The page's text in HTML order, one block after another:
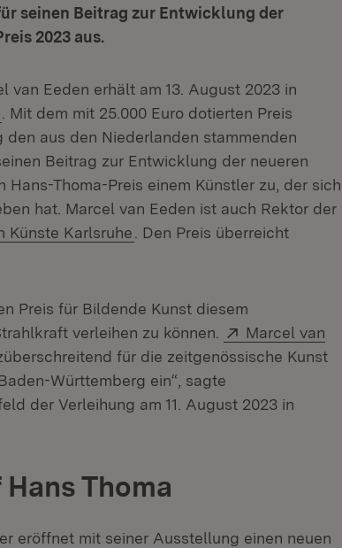
seinen Beitrag zur Entwicklung der
2023 aus.
van Eeden erhält am 13. August 2023 in
(Öffnet in neuem Fenster)
. Mit dem mit 25.000 Euro dotierten Preis
aus den Niederlanden stammenden
Beitrag zur Entwicklung der neueren
Thoma-Preis einem Künstler zu, der sich
hat. Marcel van Eeden ist auch Rektor der
Künste Karlsruhe (Öffnet in neuem Fenster)
. Den Preis überreicht
Preis für Bildende Kunst diesem
verleihen zu können.
Extern:
Marcel van
für die zeitgenössische Kunst
Württemberg ein“, sagte
der Verleihung am 11. August 2023 in
Thoma
eröffnet mit seiner Ausstellung einen neuen